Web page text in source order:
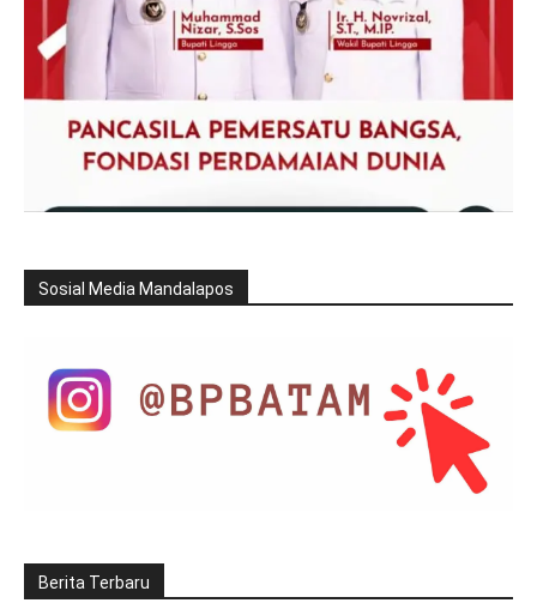
Sosial Media Mandalapos
Berita Terbaru